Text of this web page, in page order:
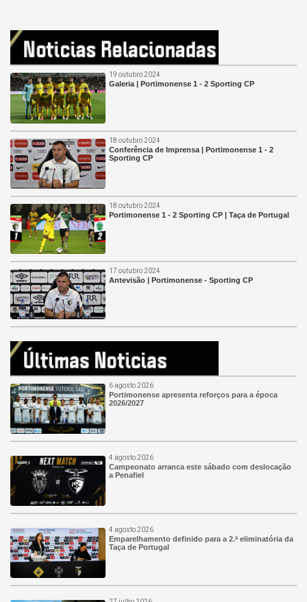
19 outubro 2024
Galeria | Portimonense 1 - 2 Sporting CP
18 outubro 2024
Conferência de Imprensa | Portimonense 1 - 2
Sporting CP
18 outubro 2024
Portimonense 1 - 2 Sporting CP | Taça de Portugal
17 outubro 2024
Antevisão | Portimonense - Sporting CP
6 agosto 2026
Portimonense apresenta reforços para a época
2026/2027
4 agosto 2026
Campeonato arranca este sábado com deslocação
a Penafiel
4 agosto 2026
Emparelhamento definido para a 2.ª eliminatória da
Taça de Portugal